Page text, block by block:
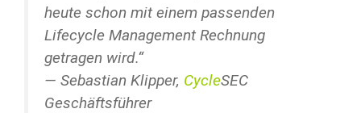
heute schon mit einem passenden
Lifecycle Management Rechnung
getragen wird.“
— Sebastian Klipper, CycleSEC
Geschäftsführer